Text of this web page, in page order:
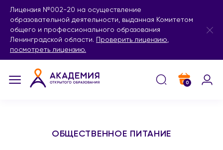
Лицензия №002-20 на осуществление
образовательной деятельности, выданная Комитетом
общего и профессионального образования
Ленинградской области.
Проверить лицензию,
посмотреть лицензию.
0
ОБЩЕСТВЕННОЕ ПИТАНИЕ